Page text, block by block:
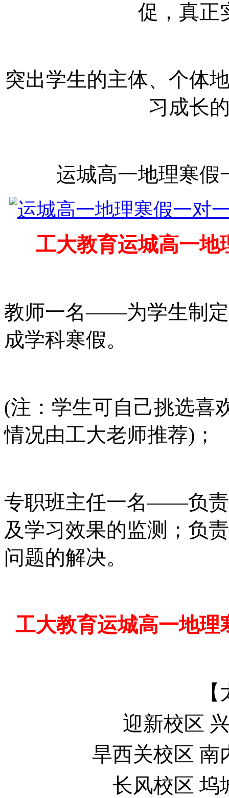
促，真正
突出学生的主体、个体
习成长
运城高一地理寒假
工大教育运城高一地
教师一名——为学生制定
成学科寒假。
(注：学生可自己挑选喜
情况由工大老师推荐)；
专职班主任一名——负责
及学习效果的监测；负
问题的解决。
工大教育运城高一地理
【
迎新校区
旱西关校区 南
长风校区 坞